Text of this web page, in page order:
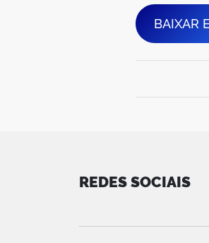
BAIXAR
REDES SOCIAIS